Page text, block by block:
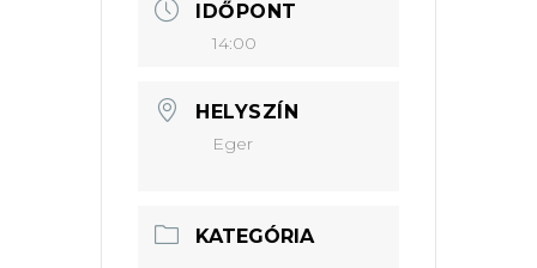
IDŐPONT
14:00
HELYSZÍN
Eger
KATEGÓRIA